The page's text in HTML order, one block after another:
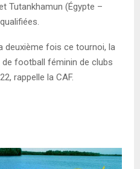
Tutankhamun (Égypte –
deuxième fois ce tournoi, la
football féminin de clubs
rappelle la CAF.